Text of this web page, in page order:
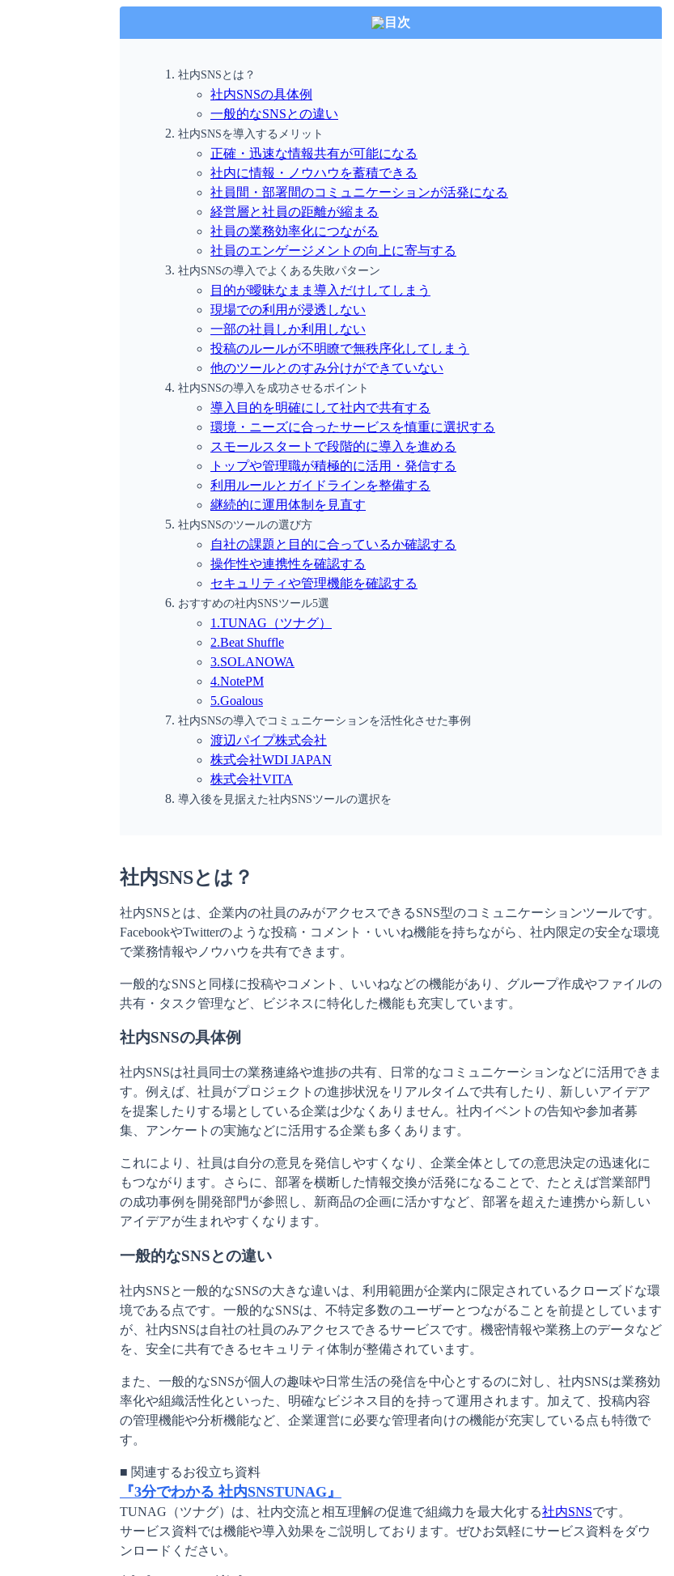
目次
社内SNSとは？
社内SNSの具体例
一般的なSNSとの違い
社内SNSを導入するメリット
正確・迅速な情報共有が可能になる
社内に情報・ノウハウを蓄積できる
社員間・部署間のコミュニケーションが活発になる
経営層と社員の距離が縮まる
社員の業務効率化につながる
社員のエンゲージメントの向上に寄与する
社内SNSの導入でよくある失敗パターン
目的が曖昧なまま導入だけしてしまう
現場での利用が浸透しない
一部の社員しか利用しない
投稿のルールが不明瞭で無秩序化してしまう
他のツールとのすみ分けができていない
社内SNSの導入を成功させるポイント
導入目的を明確にして社内で共有する
環境・ニーズに合ったサービスを慎重に選択する
スモールスタートで段階的に導入を進める
トップや管理職が積極的に活用・発信する
利用ルールとガイドラインを整備する
継続的に運用体制を見直す
社内SNSのツールの選び方
自社の課題と目的に合っているか確認する
操作性や連携性を確認する
セキュリティや管理機能を確認する
おすすめの社内SNSツール5選
1.TUNAG（ツナグ）
2.Beat Shuffle
3.SOLANOWA
4.NotePM
5.Goalous
社内SNSの導入でコミュニケーションを活性化させた事例
渡辺パイプ株式会社
株式会社WDI JAPAN
株式会社VITA
導入後を見据えた社内SNSツールの選択を
社内SNSとは？
社内SNSとは、企業内の社員のみがアクセスできるSNS型のコミュニケーションツールです。
FacebookやTwitterのような投稿・コメント・いいね機能を持ちながら、社内限定の安全な環境
で業務情報やノウハウを共有できます。
一般的なSNSと同様に投稿やコメント、いいねなどの機能があり、グループ作成やファイルの
共有・タスク管理など、ビジネスに特化した機能も充実しています。
社内SNSの具体例
社内SNSは社員同士の業務連絡や進捗の共有、日常的なコミュニケーションなどに活用できま
す。例えば、社員がプロジェクトの進捗状況をリアルタイムで共有したり、新しいアイデア
を提案したりする場としている企業は少なくありません。社内イベントの告知や参加者募
集、アンケートの実施などに活用する企業も多くあります。
これにより、社員は自分の意見を発信しやすくなり、企業全体としての意思決定の迅速化に
もつながります。さらに、部署を横断した情報交換が活発になることで、たとえば営業部門
の成功事例を開発部門が参照し、新商品の企画に活かすなど、部署を超えた連携から新しい
アイデアが生まれやすくなります。
一般的なSNSとの違い
社内SNSと一般的なSNSの大きな違いは、利用範囲が企業内に限定されているクローズドな環
境である点です。一般的なSNSは、不特定多数のユーザーとつながることを前提としています
が、社内SNSは自社の社員のみアクセスできるサービスです。機密情報や業務上のデータなど
を、安全に共有できるセキュリティ体制が整備されています。
また、一般的なSNSが個人の趣味や日常生活の発信を中心とするのに対し、社内SNSは業務効
率化や組織活性化といった、明確なビジネス目的を持って運用されます。加えて、投稿内容
の管理機能や分析機能など、企業運営に必要な管理者向けの機能が充実している点も特徴で
す。
『3分でわかる 社内SNSTUNAG』
TUNAG（ツナグ）は、社内交流と相互理解の促進で組織力を最大化する社内SNSです。
サービス資料では機能や導入効果をご説明しております。ぜひお気軽にサービス資料をダウ
ンロードください。